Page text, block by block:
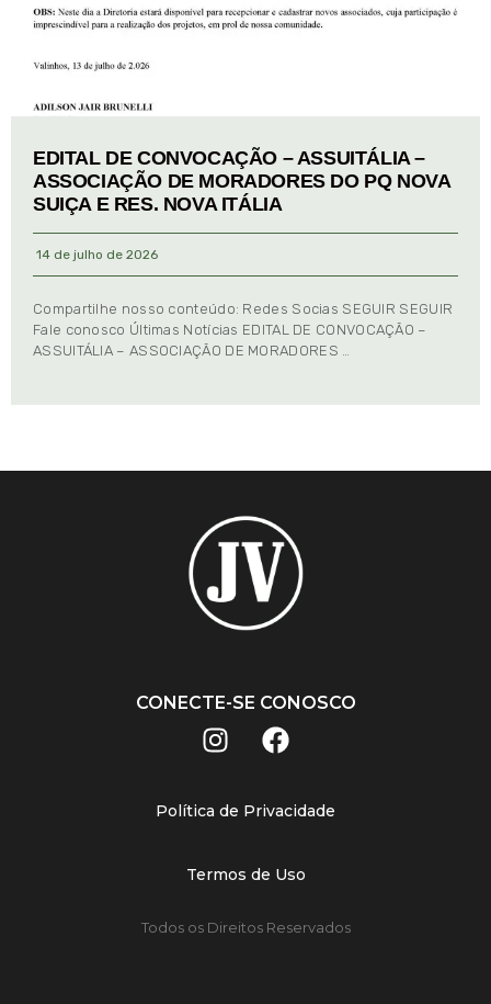
EDITAL DE CONVOCAÇÃO – ASSUITÁLIA –
ASSOCIAÇÃO DE MORADORES DO PQ NOVA
SUIÇA E RES. NOVA ITÁLIA
14 de julho de 2026
Compartilhe nosso conteúdo: Redes Socias SEGUIR SEGUIR
Fale conosco Últimas Notícias EDITAL DE CONVOCAÇÃO –
ASSUITÁLIA – ASSOCIAÇÃO DE MORADORES …
CONECTE-SE CONOSCO
Política de Privacidade
Termos de Uso
Todos os Direitos Reservados